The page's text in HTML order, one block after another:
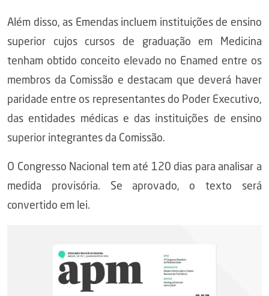
Além disso, as Emendas incluem instituições de ensino
superior cujos cursos de graduação em Medicina
tenham obtido conceito elevado no Enamed entre os
membros da Comissão e destacam que deverá haver
paridade entre os representantes do Poder Executivo,
das entidades médicas e das instituições de ensino
superior integrantes da Comissão.
O Congresso Nacional tem até 120 dias para analisar a
medida provisória. Se aprovado, o texto será
convertido em lei.